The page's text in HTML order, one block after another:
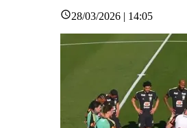
28/03/2026 | 14:05